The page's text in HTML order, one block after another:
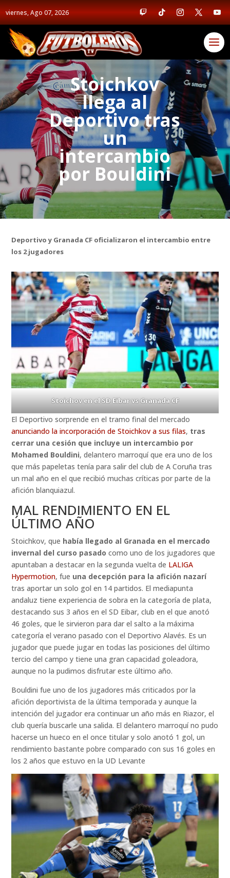
viernes, Ago 07, 2026
Stoichkov
llega al
Deportivo tras
un
intercambio
por Bouldini
Deportivo y Granada CF oficializaron el intercambio entre
los 2 jugadores
Stoichov en el SD Eibar vs Granada CF
El Deportivo sorprende en el tramo final del mercado
anunciando la incorporación de Stoichkov a sus filas, tras
cerrar una cesión que incluye un intercambio por
Mohamed Bouldini, delantero marroquí que era uno de los
que más papeletas tenía para salir del club de A Coruña tras
un mal año en el que recibió muchas críticas por parte de la
afición blanquiazul.
MAL RENDIMIENTO EN EL
ÚLTIMO AÑO
Stoichkov, que había llegado al Granada en el mercado
invernal del curso pasado como uno de los jugadores que
apuntaban a destacar en la segunda vuelta de LALIGA
Hypermotion, fue una decepción para la afición nazarí
tras aportar un solo gol en 14 partidos. El mediapunta
andaluz tiene experiencia de sobra en la categoría de plata,
destacando sus 3 años en el SD Eibar, club en el que anotó
46 goles, que le sirvieron para dar el salto a la máxima
categoría el verano pasado con el Deportivo Alavés. Es un
jugador que puede jugar en todas las posiciones del último
tercio del campo y tiene una gran capacidad goleadora,
aunque no la pudimos disfrutar este último año.
Bouldini fue uno de los jugadores más criticados por la
afición deportivista de la última temporada y aunque la
intención del jugador era continuar un año más en Riazor, el
club quería buscarle una salida. El delantero marroquí no pudo
hacerse un hueco en el once titular y solo anotó 1 gol, un
rendimiento bastante pobre comparado con sus 16 goles en
los 2 años que estuvo en la UD Levante